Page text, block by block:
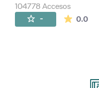
104778 Accesos
- 0.0La